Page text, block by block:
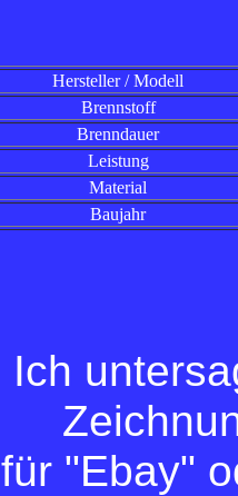
Hersteller / Modell
Brennstoff
Brenndauer
Leistung
Material
Baujahr
Ich
für "Ebay"